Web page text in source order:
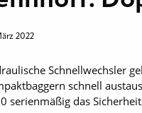
2022
Schnellwechsler
schnell
serienmäßig das